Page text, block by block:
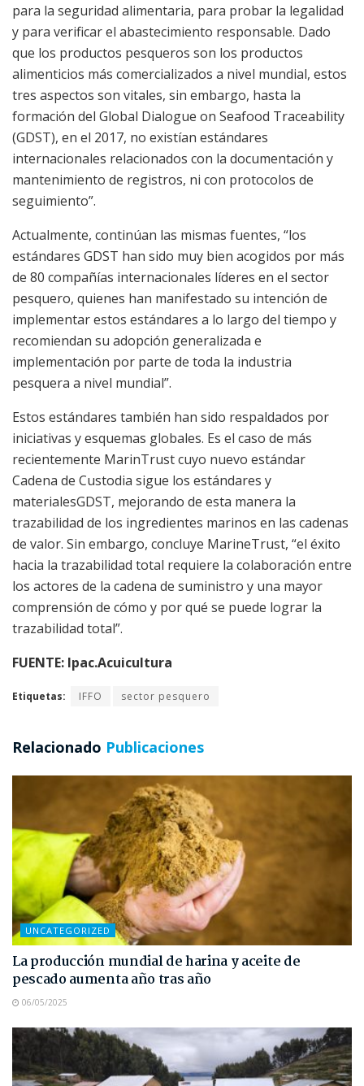
para la seguridad alimentaria, para probar la legalidad
y para verificar el abastecimiento responsable. Dado
que los productos pesqueros son los productos
alimenticios más comercializados a nivel mundial, estos
tres aspectos son vitales, sin embargo, hasta la
formación del Global Dialogue on Seafood Traceability
(GDST), en el 2017, no existían estándares
internacionales relacionados con la documentación y
mantenimiento de registros, ni con protocolos de
seguimiento”.
Actualmente, continúan las mismas fuentes, “los
estándares GDST han sido muy bien acogidos por más
de 80 compañías internacionales líderes en el sector
pesquero, quienes han manifestado su intención de
implementar estos estándares a lo largo del tiempo y
recomiendan su adopción generalizada e
implementación por parte de toda la industria
pesquera a nivel mundial”.
Estos estándares también han sido respaldados por
iniciativas y esquemas globales. Es el caso de más
recientemente MarinTrust cuyo nuevo estándar
Cadena de Custodia sigue los estándares y
materialesGDST, mejorando de esta manera la
trazabilidad de los ingredientes marinos en las cadenas
de valor. Sin embargo, concluye MarineTrust, “el éxito
hacia la trazabilidad total requiere la colaboración entre
los actores de la cadena de suministro y una mayor
comprensión de cómo y por qué se puede lograr la
trazabilidad total”.
FUENTE: Ipac.Acuicultura
Etiquetas: IFFO sector pesquero
Relacionado Publicaciones
UNCATEGORIZED
La producción mundial de harina y aceite de
pescado aumenta año tras año
06/05/2025